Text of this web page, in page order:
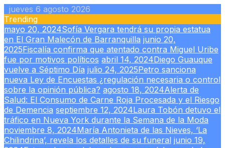
Skip
to
content
jueves 6 agosto 2026
Trending
mayo 20, 2024Sofía Vergara tendrá su propia estatua
en El Gran Malecón de Barranquilla junio 20,
2025Fiscalía confirma que atentado contra Miguel Uribe
fue por motivos políticos abril 14, 2024Diego Guauque
vuelve a Séptimo Día julio 24, 2025Petro sanciona
nueva Ley de Encuestas ¿regulación necesaria o control
sobre la opinión pública? agosto 18, 2024Alerta de
Salud: El Consumo de Carne Roja Procesada y el Riesgo
de Demencia septiembre 12, 2024Laura Tobón detuvo el
tráfico en Nueva York durante la Semana de la Moda
noviembre 8, 2024María Antonieta de las Nieves, ‘La
Chilindrina’, revela los detalles de su funeral junio 19,